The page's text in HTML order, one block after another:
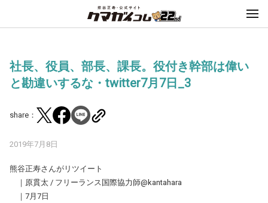
社長、役員、部長、課長。役付き幹部は偉い
と勘違いするな・twitter7月7日_3
share：
2019年7月8日
熊谷正寿さんがリツイート
｜原貫太 / フリーランス国際協力師@kantahara
｜7月7日